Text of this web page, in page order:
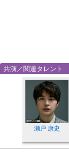
共演／関連タレント
瀬戸 康史